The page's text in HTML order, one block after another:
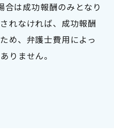
合は成功報酬のみとなり
れなければ、成功報酬
め、弁護士費用によっ
りません。